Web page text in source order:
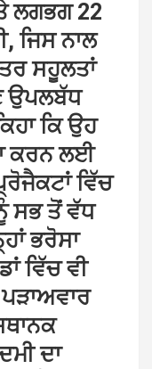
ਲਗਭਗ 22
ਜਿਸ ਨਾਲ
ਸਹੂਲਤਾਂ
ਉਪਲਬੱਧ
ਕਿ ਉਹ
ਕਰਨ ਲਈ
ਵਿੱਚ
ਸਭ ਤੋਂ ਵੱਧ
ਭਰੋਸਾ
ਵਿੱਚ ਵੀ
ਦਾ